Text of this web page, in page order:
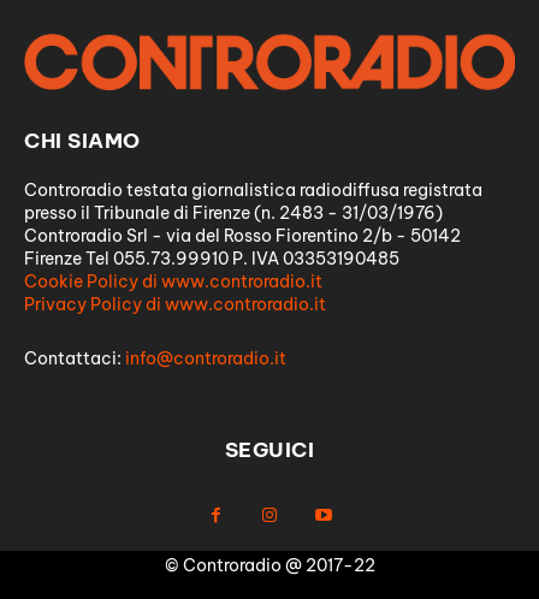
CHI SIAMO
Controradio testata giornalistica radiodiffusa registrata
presso il Tribunale di Firenze (n. 2483 - 31/03/1976)
Controradio Srl - via del Rosso Fiorentino 2/b - 50142
Firenze Tel 055.73.99910 P. IVA 03353190485
Cookie Policy di www.controradio.it
Privacy Policy di www.controradio.it
Contattaci: info@controradio.it
SEGUICI
© Controradio @ 2017-22